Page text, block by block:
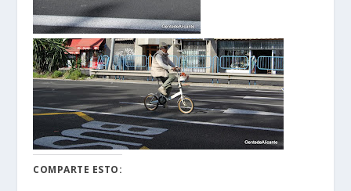
COMPARTE ESTO: